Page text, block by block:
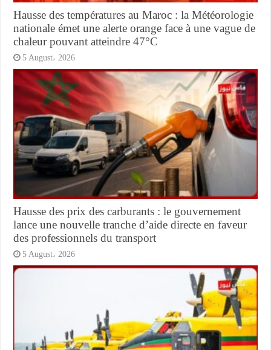
Hausse des températures au Maroc : la Météorologie
nationale émet une alerte orange face à une vague de
chaleur pouvant atteindre 47°C
5 August، 2026
Hausse des prix des carburants : le gouvernement
lance une nouvelle tranche d’aide directe en faveur
des professionnels du transport
5 August، 2026